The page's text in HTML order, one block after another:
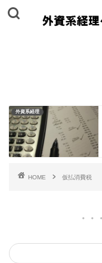
外資系経理
HOME 仮払消費税